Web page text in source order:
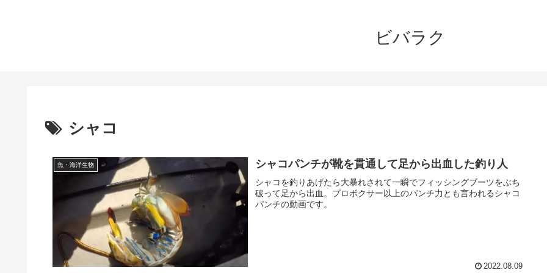
ビバラク
シャコ
魚・海洋生物 シャコパンチが靴を貫通して足から出血した釣り人
シャコを釣りあげたら大暴れされて一瞬でフィッシングブーツをぶち
破って足から出血。プロボクサー以上のパンチ力とも言われるシャコ
パンチの動画です。
2022.08.09